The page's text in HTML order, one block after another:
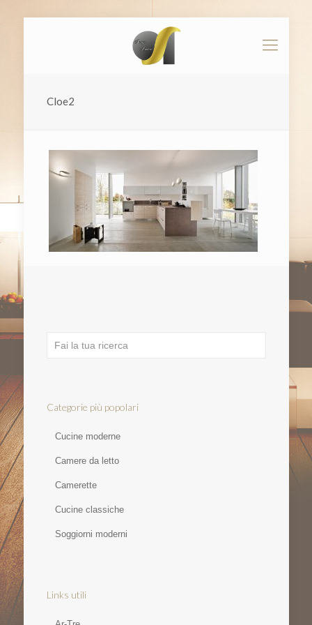
Cloe2
Categorie più popolari
Cucine moderne
Camere da letto
Camerette
Cucine classiche
Soggiorni moderni
Links utili